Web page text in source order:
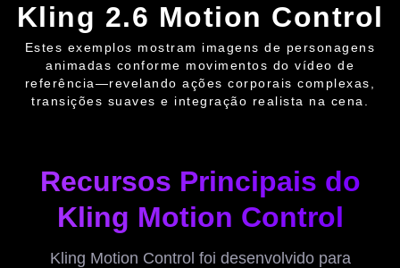
Kling 2.6 Motion Control
Estes exemplos mostram imagens de personagens
animadas conforme movimentos do vídeo de
referência—revelando ações corporais complexas,
transições suaves e integração realista na cena.
Recursos Principais do
Kling Motion Control
Kling Motion Control foi desenvolvido para